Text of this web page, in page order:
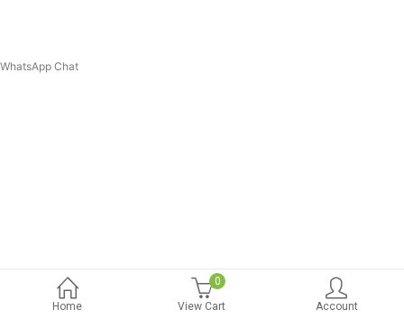
Home
0
View Cart
Account
WhatsApp Chat